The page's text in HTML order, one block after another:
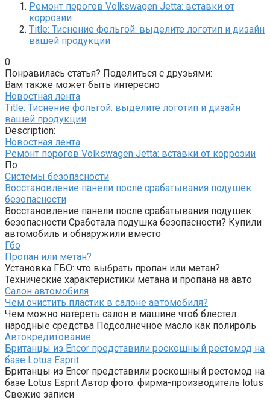
Ремонт порогов Volkswagen Jetta: вставки от
коррозии
Title: Тиснение фольгой: выделите логотип и дизайн
вашей продукции
0
Понравилась статья? Поделиться с друзьями:
Вам также может быть интересно
Новостная лента
Title: Тиснение фольгой: выделите логотип и дизайн
вашей продукции
Description:
Новостная лента
Ремонт порогов Volkswagen Jetta: вставки от коррозии
По
Системы безопасности
Восстановление панели после срабатывания подушек
безопасности
Восстановление панели после срабатывания подушек
безопасности Сработала подушка безопасности? Купили
автомобиль и обнаружили вместо
Гбо
Пропан или метан?
Установка ГБО: что выбрать пропан или метан?
Технические характеристики метана и пропана на авто
Салон автомобиля
Чем очистить пластик в салоне автомобиля?
Чем можно натереть салон в машине чтоб блестел
народные средства Подсолнечное масло как полироль
Автокредитование
Британцы из Encor представили роскошный рестомод на
базе Lotus Esprit
Британцы из Encor представили роскошный рестомод на
базе Lotus Esprit Автор фото: фирма-производитель lotus
Свежие записи